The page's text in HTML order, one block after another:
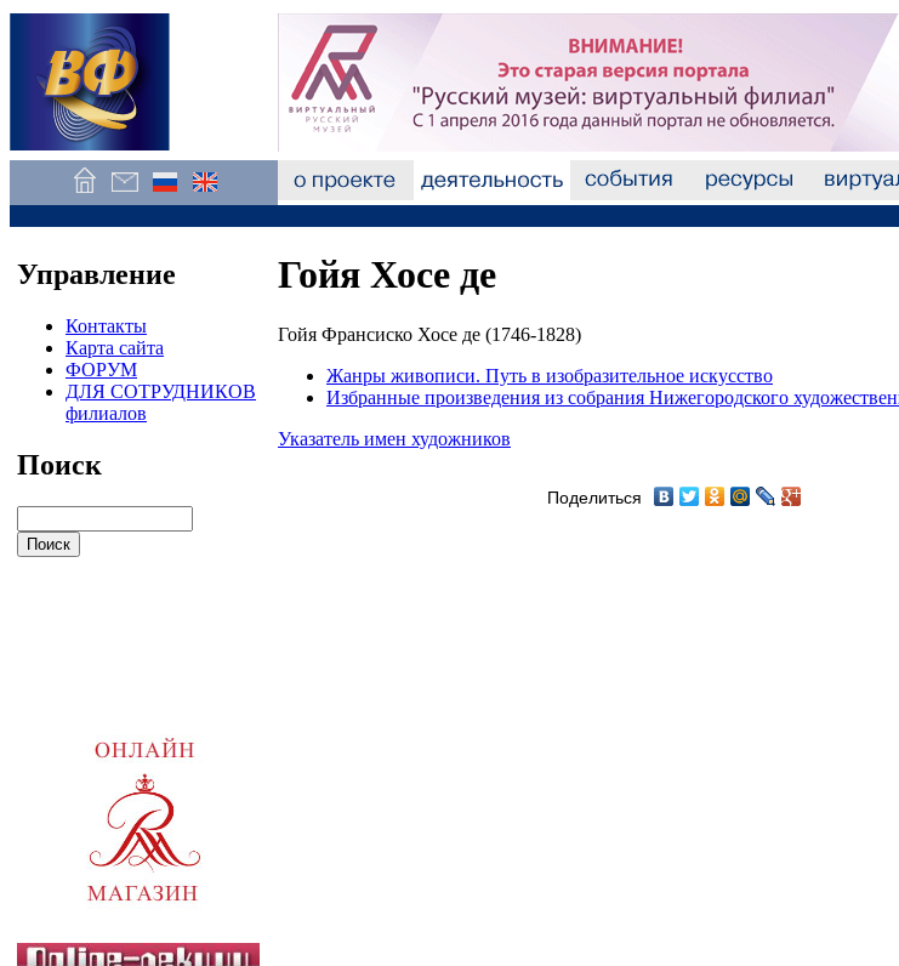
Управление
Контакты
Карта сайта
ФОРУМ
ДЛЯ СОТРУДНИКОВ
филиалов
Поиск
Гойя Хосе де
Гойя Франсиско Хосе де (1746-1828)
Жанры живописи. Путь в изобразительное искусство
Избранные произведения из собрания Нижегородского
Указатель имен художников
Поделиться